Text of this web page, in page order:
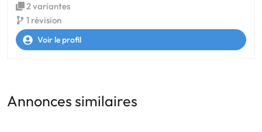
2 variantes
1 révision
Voir le profil
Annonces similaires